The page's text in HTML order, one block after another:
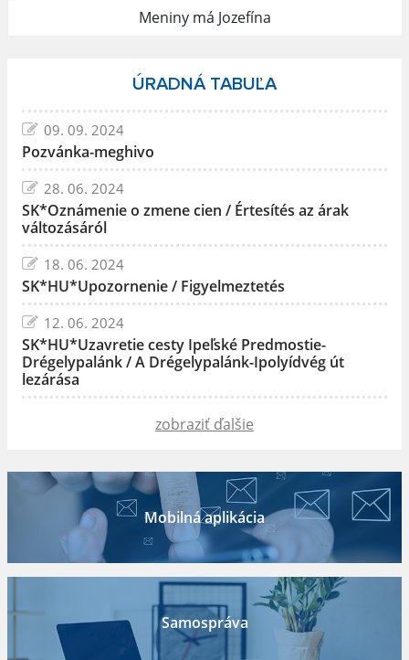
Meniny má Jozefína
ÚRADNÁ TABUĽA
09. 09. 2024
Pozvánka-meghivo
28. 06. 2024
SK*Oznámenie o zmene cien / Értesítés az árak
változásáról
18. 06. 2024
SK*HU*Upozornenie / Figyelmeztetés
12. 06. 2024
SK*HU*Uzavretie cesty Ipeľské Predmostie-
Drégelypalánk / A Drégelypalánk-Ipolyídvég út
lezárása
zobraziť ďalšie
Mobilná aplikácia
Samospráva